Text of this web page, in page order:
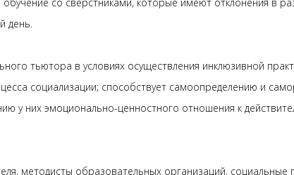
день.
тьютора в условиях осуществления инклюзивной
социализации; способствует самоопределению и
у них эмоционально-ценностного отношения к
методисты образовательных организаций,